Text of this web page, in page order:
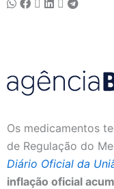
Os medicamentos
de Regulação do
Diário Oficial da
inflação oficial